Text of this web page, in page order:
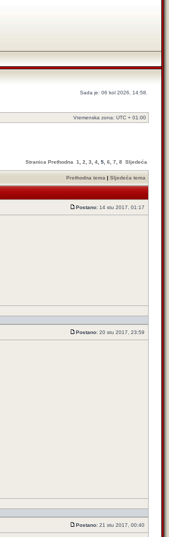
Sada je: 06 kol 2026, 14:58.
Vremenska zona: UTC + 01:00
Stranica Prethodna 1 2 3 4 5 6 7 8 Sljedeća
Prethodna tema | Sljedeća tema
Postano: 14 stu 2017, 01:17
Postano: 20 stu 2017, 23:59
Postano: 21 stu 2017, 00:40